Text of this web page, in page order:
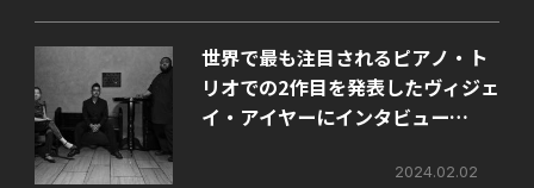
世界で最も注目されるピアノ・ト
リオでの2作目を発表したヴィジェ
イ・アイヤーにインタビュー
2024.02.02